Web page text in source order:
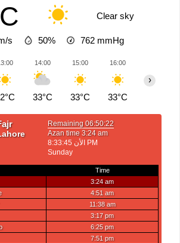
Clear sky
s 50% 762 mmHg
14:00
33°C
15:00
33°C
16:00
33°C
›